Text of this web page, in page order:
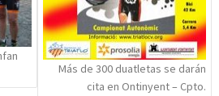
Más de 300 duatletas se darán
cita en Ontinyent – Cpto.